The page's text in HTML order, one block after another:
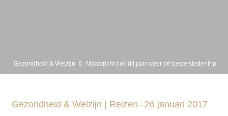
Gezondheid & Welzijn Maastricht ook dit jaar weer dé beste stedentrip
Gezondheid & Welzijn Reizen- 26 januari 2017